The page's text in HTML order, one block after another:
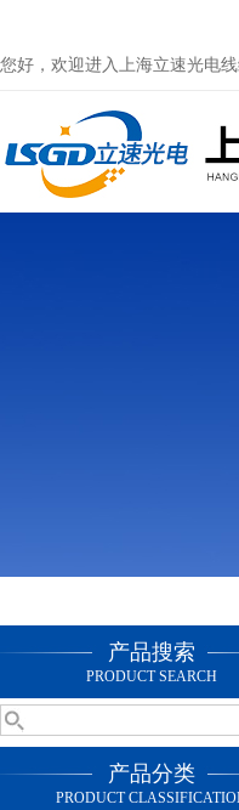
您好，欢迎进入上海立速光电线
产品搜索
PRODUCT SEARCH
产品分类
PRODUCT